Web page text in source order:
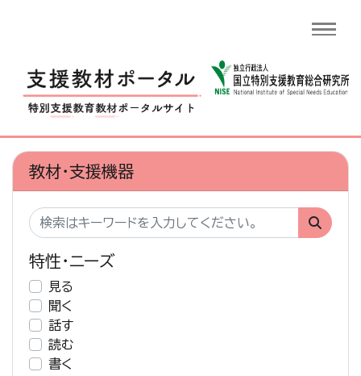
教材・支援機器
特性・ニーズ
見る
聞く
話す
読む
書く